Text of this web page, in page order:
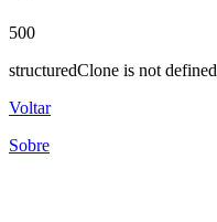
500
structuredClone is not defined
Voltar
Sobre